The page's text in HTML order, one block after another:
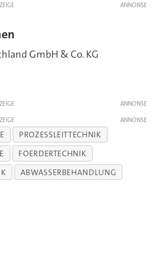
GmbH & Co. KG
PROZESSLEITTECHNIK
FOERDERTECHNIK
ABWASSERBEHANDLUNG